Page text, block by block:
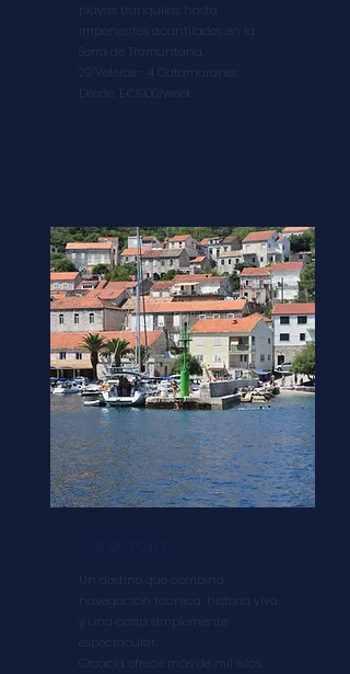
playas tranquilas hasta
imponentes acantilados en la
Serra de Tramuntana.
29 Veleros -
4 Catamaranes
Desde: E€1900/week
Un destino que combina
navegación técnica, historia viva
y una costa simplemente
espectacular.
Croacia ofrece más de mil islas,